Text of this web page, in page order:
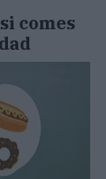
comes